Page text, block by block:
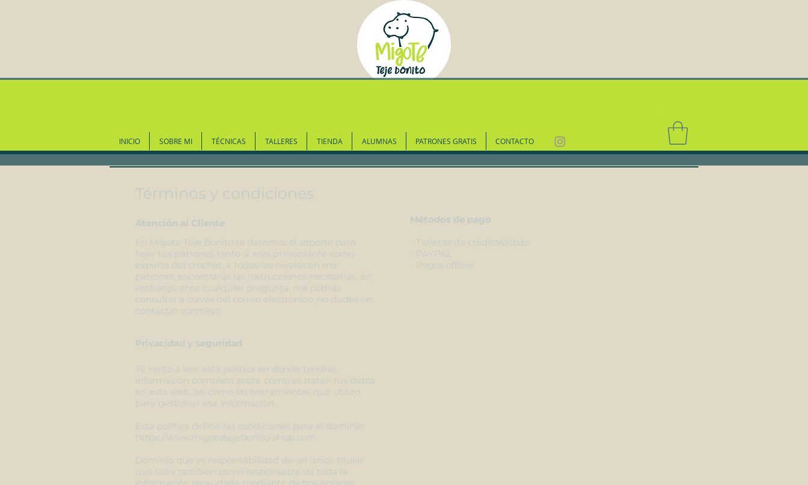
INICIO SOBRE MI TÉCNICAS TALLERES TIENDA ALUMNAS PATRONES GRATIS CONTACTO
Términos y condiciones
Atención al Cliente
En Migote Teje Bonito te daremos el soporte para
tejer tus patrones tanto si eres principiante como
experta del crochet, a todos los niveles en mis
patrones encontrarás las instrucciones necesarias, sin
embargo ante cualquier pregunta, me podrás
consultar a través del correo electrónico, no dudes en
contactar conmigo.
Métodos de pago
- Tarjetas de crédito/débito
- PAYPAL
- Pagos offline
Privacidad y seguridad
Te invito a leer esta política en donde tendrás
información completa sobre cómo se tratan tus datos
en esta web, así como las herramientas que utilizo
para gestionar esa información.
Esta política define las condiciones para el dominio:
https://www.migotetejebonito-shop.com
Dominio que es responsabilidad de un único titular
que obra también como responsable de toda la